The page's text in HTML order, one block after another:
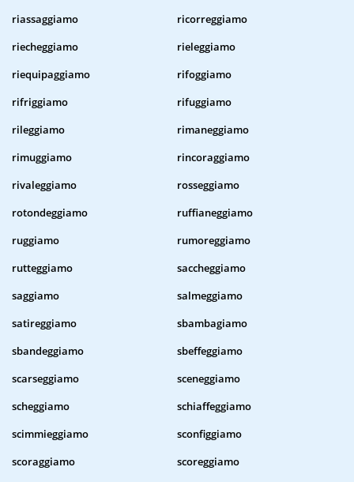
riassaggiamo
ricorreggiamo
riecheggiamo
rieleggiamo
riequipaggiamo
rifoggiamo
rifriggiamo
rifuggiamo
rileggiamo
rimaneggiamo
rimuggiamo
rincoraggiamo
rivaleggiamo
rosseggiamo
rotondeggiamo
ruffianeggiamo
ruggiamo
rumoreggiamo
rutteggiamo
saccheggiamo
saggiamo
salmeggiamo
satireggiamo
sbambagiamo
sbandeggiamo
sbeffeggiamo
scarseggiamo
sceneggiamo
scheggiamo
schiaffeggiamo
scimmieggiamo
sconfiggiamo
scoraggiamo
scoreggiamo